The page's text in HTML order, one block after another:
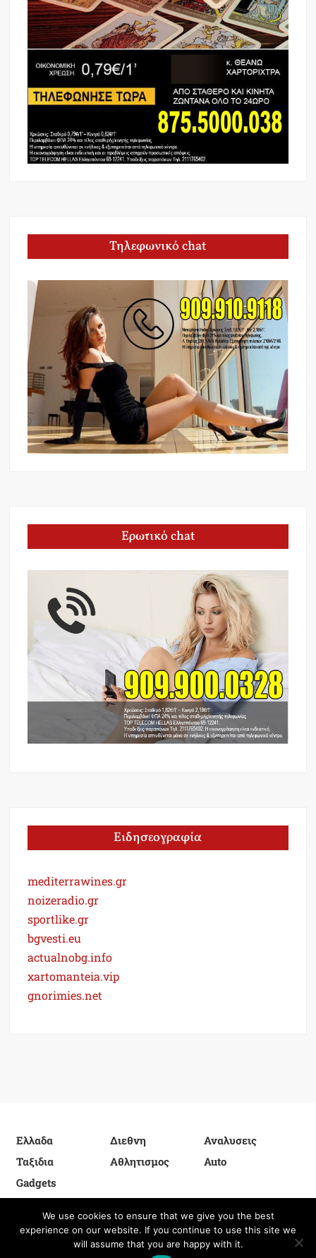
Τηλεφωνικό chat
Ερωτικό chat
Ειδησεογραφία
mediterrawines.gr
noizeradio.gr
sportlike.gr
bgvesti.eu
actualnobg.info
xartomanteia.vip
gnorimies.net
Ελλαδα Διεθνη
Αναλυσεις
Ταξιδια
Αθλητισμος
Auto
Gadgets
Proudly powered by WordPress|Theme: FreeNews|By
ThemeSpiral.com.
We use cookies to ensure that we give you the best
experience on our website. If you continue to use this site we
will assume that you are happy with it.